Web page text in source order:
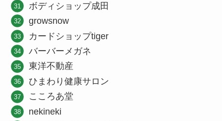
ボディショップ成田
growsnow
カードショップtiger
バーバーメガネ
東洋不動産
ひまわり健康サロン
こころあ堂
nekineki